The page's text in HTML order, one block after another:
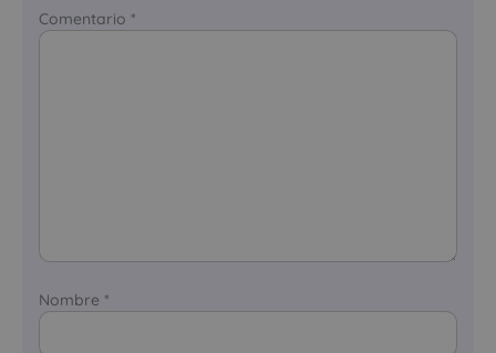
Comentario *
Nombre *